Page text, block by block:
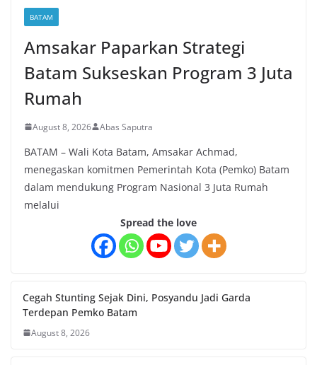
BATAM
Amsakar Paparkan Strategi
Batam Sukseskan Program 3 Juta
Rumah
August 8, 2026 Abas Saputra
BATAM – Wali Kota Batam, Amsakar Achmad,
menegaskan komitmen Pemerintah Kota (Pemko) Batam
dalam mendukung Program Nasional 3 Juta Rumah
melalui
Spread the love
Cegah Stunting Sejak Dini, Posyandu Jadi Garda
Terdepan Pemko Batam
August 8, 2026